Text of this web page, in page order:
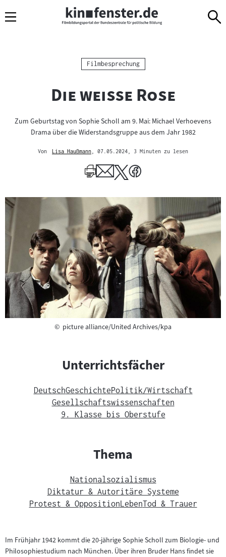
Navigation
zum
zur
Kategorie:
Filmbesprechung
"
Die weiße Rose"
Zum Geburtstag von Sophie Scholl am 9. Mai: Michael Verhoevens
Drama über die Widerstandsgruppe aus dem Jahr 1982
Von
Lisa Haußmann
Author
, 07.05.2024 , 3 Minuten zu lesen
©Copyright
picture alliance/United Archives/kpa
Unterrichtsfächer
DeutschGeschichtePolitik/Wirtschaft
Gesellschaftswissenschaften
9. Klasse bis Oberstufe
Thema
Nationalsozialismus
Diktatur & Autoritäre Systeme
Protest & Opposition LebenTod & Trauer
Im Frühjahr 1942 kommt die 20-jährige Sophie Scholl zum Biologie- und
Philosophiestudium nach München. Über ihren Bruder Hans findet sie